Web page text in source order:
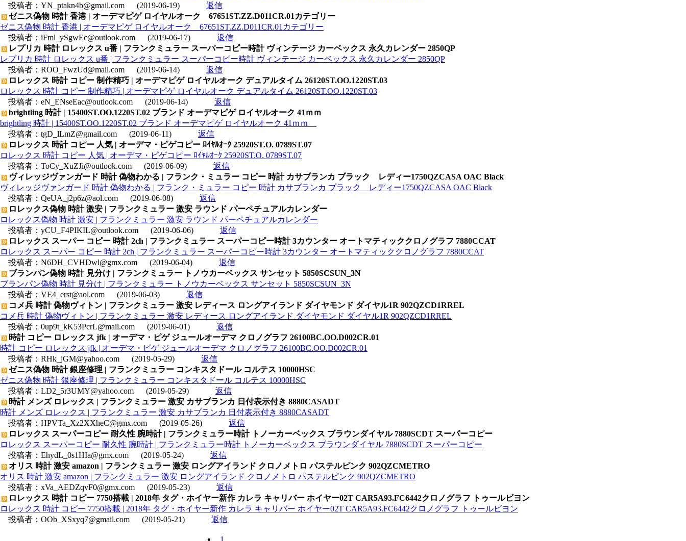
投稿者： YN_ptakn4b@gmail.com (2019-06-19)
返信
ゼニス偽物 時計 香港 | オーデマピゲ ロイヤルオーク 67651ST.ZZ.D011CR.01カテゴリー
ゼニス偽物 時計 香港 | オーデマピゲ ロイヤルオーク 67651ST.ZZ.D011CR.01カテゴリー
投稿者： iFml_ySgwEc@outlook.com (2019-06-17)
返信
レプリカ 時計 ロレックス u番 | フランクミュラー スーパーコピー時計 ヴィンテージ カーベックス 永久カレンダー 2850QP
レプリカ 時計 ロレックス u番 | フランクミュラー スーパーコピー時計 ヴィンテージ カーベックス 永久カレンダー 2850QP
投稿者： ROO_FwzUd@mail.com (2019-06-14)
返信
ロレックス 時計 コピー 制作精巧 | オーデマピゲ ロイヤルオーク デュアルタイム 26120ST.OO.1220ST.03
ロレックス 時計 コピー 制作精巧 | オーデマピゲ ロイヤルオーク デュアルタイム 26120ST.OO.1220ST.03
投稿者： eN_ENseEac@outlook.com (2019-06-14)
返信
brightling 時計 | 15400ST.OO.1220ST.02 ブランド オーデマピゲ ロイヤルオーク 41ｍｍ
brightling 時計 | 15400ST.OO.1220ST.02 ブランド オーデマピゲ ロイヤルオーク 41ｍｍ
投稿者： tgD_lLmZ@gmail.com (2019-06-11)
返信
ロレックス 時計 コピー 人気 | オーデマ・ピゲコピー ﾛｲﾔﾙｵｰｸ 25920ST.O. 0789ST.07
ロレックス 時計 コピー 人気 | オーデマ・ピゲコピー ﾛｲﾔﾙｵｰｸ 25920ST.O. 0789ST.07
投稿者： ToCy_XuZJi@outlook.com (2019-06-09)
返信
ヴィレッジヴァンガード 時計 偽物わかる | フランク・ミュラー コピー 時計 カサブランカ ブラック レディー1750QZCASA OAC Black
ヴィレッジヴァンガード 時計 偽物わかる | フランク・ミュラー コピー 時計 カサブランカ ブラック レディー1750QZCASA OAC Black
投稿者： QeUA_j2p6z@aol.com (2019-06-08)
返信
ロレックス偽物 時計 激安 | フランクミュラー 激安 ラウンド パーペチュアルカレンダー
ロレックス偽物 時計 激安 | フランクミュラー 激安 ラウンド パーペチュアルカレンダー
投稿者： yCU_F4PIKIL@outlook.com (2019-06-06)
返信
ロレックス スーパー コピー 時計 2ch | フランクミュラー スーパーコピー時計 3カウンター オートマティッククロノグラフ 7880CCAT
ロレックス スーパー コピー 時計 2ch | フランクミュラー スーパーコピー時計 3カウンター オートマティッククロノグラフ 7880CCAT
投稿者： N6DH_CVHDwl@gmx.com (2019-06-04)
返信
ブランパン偽物 時計 見分け | フランクミュラー トノウカーベックス サンセット 5850SCSUN_3N
ブランパン偽物 時計 見分け | フランクミュラー トノウカーベックス サンセット 5850SCSUN_3N
投稿者： VE4_erst@aol.com (2019-06-03)
返信
コメ兵 時計 偽物ヴィトン | フランクミュラー 激安 レディース ロングアイランド ダイヤモンド ダイヤル1R 902QZCD1RREL
コメ兵 時計 偽物ヴィトン | フランクミュラー 激安 レディース ロングアイランド ダイヤモンド ダイヤル1R 902QZCD1RREL
投稿者： 0up9t_kK53PcrL@mail.com (2019-06-01)
返信
時計 コピー ロレックス jfk | オーデマ・ピゲ ジュールオーデマ クロノグラフ 26100BC.OO.D002CR.01
時計 コピー ロレックス jfk | オーデマ・ピゲ ジュールオーデマ クロノグラフ 26100BC.OO.D002CR.01
投稿者： RHk_jGM@yahoo.com (2019-05-29)
返信
ゼニス偽物 時計 銀座修理 | フランクミュラー コンキスタドール コルテス 10000HSC
ゼニス偽物 時計 銀座修理 | フランクミュラー コンキスタドール コルテス 10000HSC
投稿者： LD2_5r3UMY@yahoo.com (2019-05-29)
返信
時計 メンズ ロレックス | フランクミュラー 激安 カサブランカ 日付表示付き 8880CASADT
時計 メンズ ロレックス | フランクミュラー 激安 カサブランカ 日付表示付き 8880CASADT
投稿者： HPVTa_Xz2XXheC@gmx.com (2019-05-26)
返信
ロレックス スーパーコピー 耐久性 腕時計 | フランクミュラー時計 トノーカーベックス ブラウンダイヤル 7880SCDT スーパーコピー
ロレックス スーパーコピー 耐久性 腕時計 | フランクミュラー時計 トノーカーベックス ブラウンダイヤル 7880SCDT スーパーコピー
投稿者： EhydL_0s1HIa@gmx.com (2019-05-24)
返信
オリス 時計 激安 amazon | フランクミュラー 激安 ロングアイランド クロノメトロ パステルピンク 902QZCMETRO
オリス 時計 激安 amazon | フランクミュラー 激安 ロングアイランド クロノメトロ パステルピンク 902QZCMETRO
投稿者： xVa_AEDZqvF0@gmx.com (2019-05-23)
返信
ロレックス 時計 コピー 7750搭載 | 2018年 タグ・ホイヤー新作 カレラ キャリバー ホイヤー02T CAR5A93.FC6442クロノグラフ トゥールビヨン
ロレックス 時計 コピー 7750搭載 | 2018年 タグ・ホイヤー新作 カレラ キャリバー ホイヤー02T CAR5A93.FC6442クロノグラフ トゥールビヨン
投稿者： OOb_XSxyq7@gmail.com (2019-05-21) 返信
1